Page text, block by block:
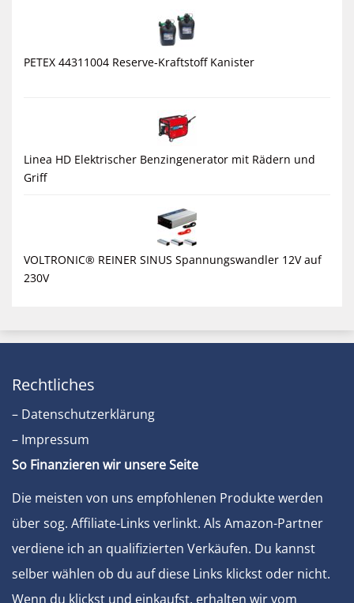
PETEX 44311004 Reserve-Kraftstoff Kanister
Linea HD Elektrischer Benzingenerator mit Rädern und
Griff
VOLTRONIC® REINER SINUS Spannungswandler 12V auf
230V
Rechtliches
– Datenschutzerklärung
– Impressum
So Finanzieren wir unsere Seite
Die meisten von uns empfohlenen Produkte werden
über sog. Affiliate-Links verlinkt. Als Amazon-Partner
verdiene ich an qualifizierten Verkäufen. Du kannst
selber wählen ob du auf diese Links klickst oder nicht.
Wenn du klickst und einkaufst, erhalten wir vom